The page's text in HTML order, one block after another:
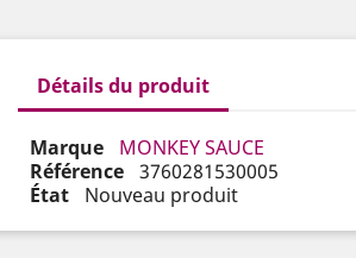
Détails du produit
Marque
MONKEY SAUCE
Référence 3760281530005
État
Nouveau produit